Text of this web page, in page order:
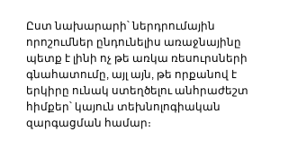
Ըստ նախարարի՝ ներդրումային
որոշումներ ընդունելիս առաջնայինը
պետք է լինի ոչ թե առկա ռեսուրսների
գնահատումը, այլ այն, թե որքանով է
երկիրը ունակ ստեղծելու անհրաժեշտ
հիմքեր՝ կայուն տեխնոլոգիական
զարգացման համար։